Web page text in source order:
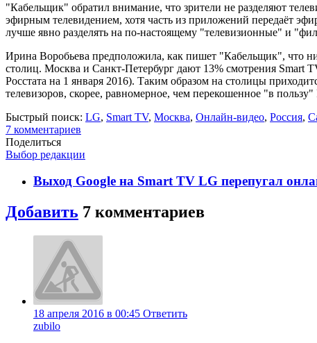
"Кабельщик" обратил внимание, что зрители не разделяют
эфирным телевидением, хотя часть из приложений передаёт
лучше явно разделять на по-настоящему "телевизионные" и
Ирина Воробьева предположила, как пишет "Кабельщик", что
столиц. Москва и Санкт-Петербург дают 13% смотрения
Росстата на 1 января 2016). Таким образом на столицы
телевизоров, скорее, равномерное, чем перекошенное "в пользу"
Быстрый поиск: LG, Smart TV, Москва, Онлайн-видео, Россия,
7 комментариев
Поделиться
Выбор редакции
Выход Google на Smart TV LG перепугал
Добавить 7 комментариев
18 апреля 2016 в 00:45 Ответить
zubilo